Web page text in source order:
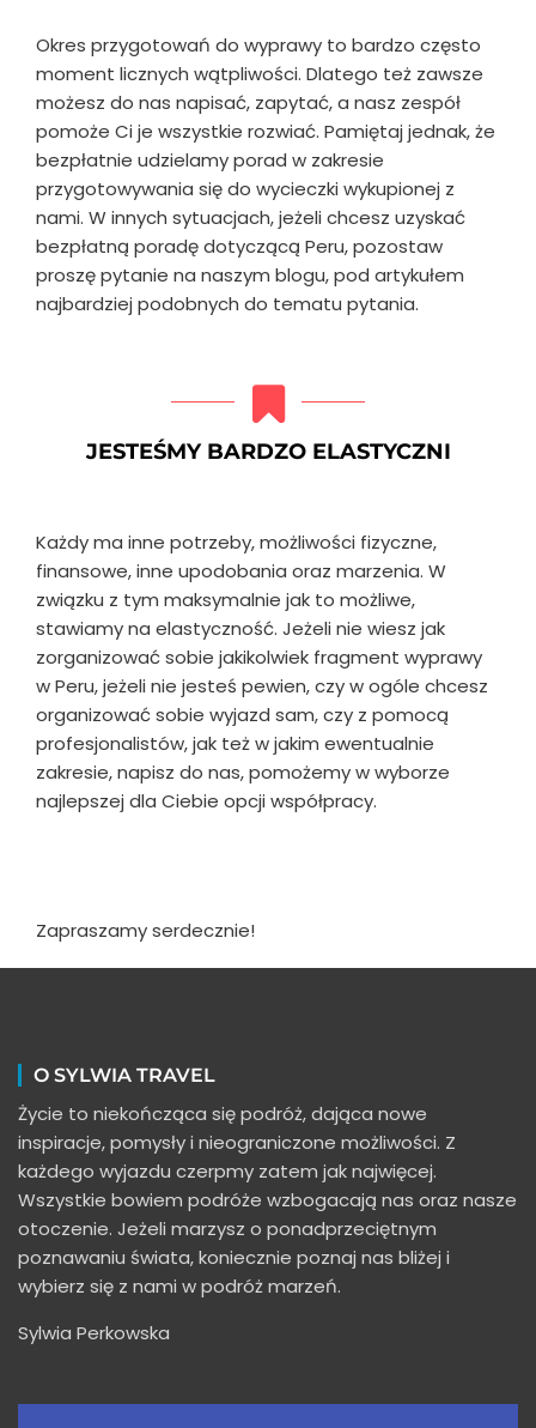
Okres przygotowań do wyprawy to bardzo często
moment licznych wątpliwości. Dlatego też zawsze
możesz do nas napisać, zapytać, a nasz zespół
pomoże Ci je wszystkie rozwiać. Pamiętaj jednak, że
bezpłatnie udzielamy porad w zakresie
przygotowywania się do wycieczki wykupionej z
nami. W innych sytuacjach, jeżeli chcesz uzyskać
bezpłatną poradę dotyczącą Peru, pozostaw
proszę pytanie na naszym blogu, pod artykułem
najbardziej podobnych do tematu pytania.
JESTEŚMY BARDZO ELASTYCZNI
Każdy ma inne potrzeby, możliwości fizyczne,
finansowe, inne upodobania oraz marzenia. W
związku z tym maksymalnie jak to możliwe,
stawiamy na elastyczność. Jeżeli nie wiesz jak
zorganizować sobie jakikolwiek fragment wyprawy
w Peru, jeżeli nie jesteś pewien, czy w ogóle chcesz
organizować sobie wyjazd sam, czy z pomocą
profesjonalistów, jak też w jakim ewentualnie
zakresie, napisz do nas, pomożemy w wyborze
najlepszej dla Ciebie opcji współpracy.
Zapraszamy serdecznie!
O SYLWIA TRAVEL
Życie to niekończąca się podróż, dająca nowe
inspiracje, pomysły i nieograniczone możliwości. Z
każdego wyjazdu czerpmy zatem jak najwięcej.
Wszystkie bowiem podróże wzbogacają nas oraz nasze
otoczenie. Jeżeli marzysz o ponadprzeciętnym
poznawaniu świata, koniecznie poznaj nas bliżej i
wybierz się z nami w podróż marzeń.
Sylwia Perkowska